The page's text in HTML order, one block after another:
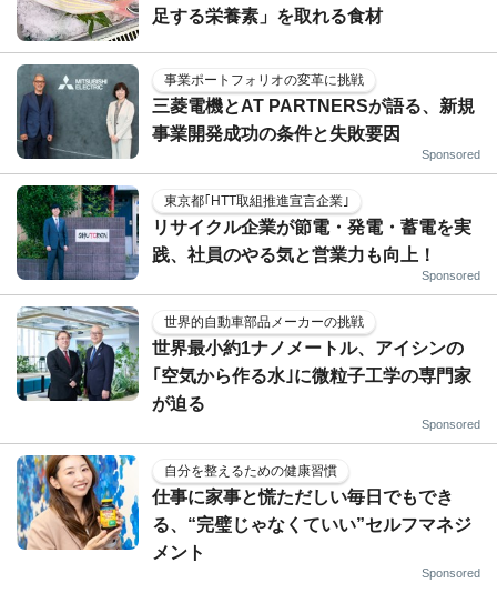
足する栄養素」を取れる食材
事業ポートフォリオの変革に挑戦
三菱電機とAT PARTNERSが語る、新規
事業開発成功の条件と失敗要因
Sponsored
東京都｢HTT取組推進宣言企業｣
リサイクル企業が節電・発電・蓄電を実
践、社員のやる気と営業力も向上！
Sponsored
世界的自動車部品メーカーの挑戦
世界最小約1ナノメートル、アイシンの
｢空気から作る水｣に微粒子工学の専門家
が迫る
Sponsored
自分を整えるための健康習慣
仕事に家事と慌ただしい毎日でもでき
る、“完璧じゃなくていい”セルフマネジ
メント
Sponsored